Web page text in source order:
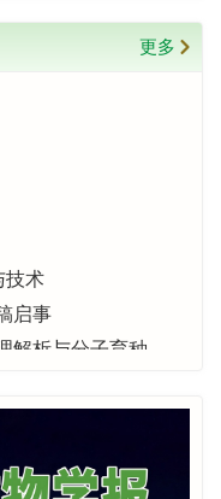
更多
技术
启事
解析与分子育种
发展
究
学术研讨会第一轮